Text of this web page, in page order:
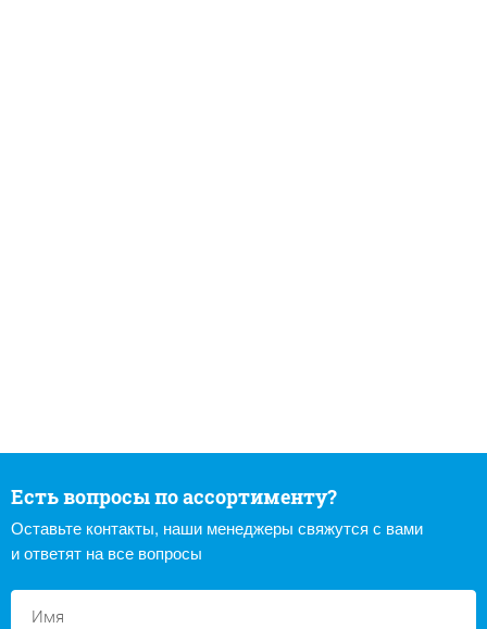
Есть вопросы по ассортименту?
Оставьте контакты, наши менеджеры свяжутся с вами
и ответят на все вопросы